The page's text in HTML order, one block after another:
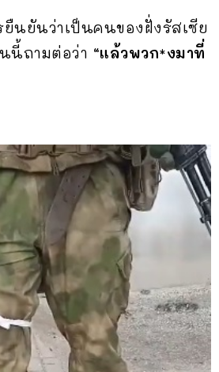
นยันว่าเป็นคนของฝั่งรัสเซีย
นี้ถามต่อว่า “แล้วพวก*งมาที่